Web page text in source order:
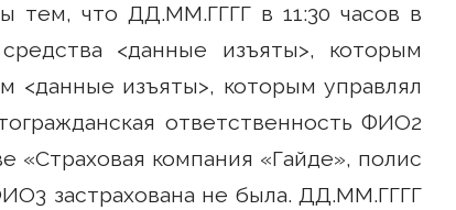
тем, что ДД.ММ.ГГГГ в 11:30 часов в
<данные изъяты>, которым
изъяты>, которым управлял
ответственность ФИО2
«Страховая компания «Гайде», полис
застрахована не была. ДД.ММ.ГГГГ